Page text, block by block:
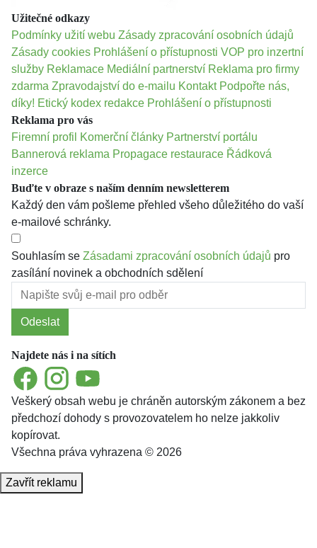
Užitečné odkazy
Podmínky užití webu Zásady zpracování osobních údajů
Zásady cookies Prohlášení o přístupnosti VOP pro inzertní
služby Reklamace Mediální partnerství Reklama pro firmy
zdarma Zpravodajství do e-mailu Kontakt Podpořte nás,
díky! Etický kodex redakce Prohlášení o přístupnosti
Reklama pro vás
Firemní profil
Komerční články Partnerství portálu
Bannerová reklama Propagace restaurace Řádková
inzerce
Buďte v obraze s naším denním newsletterem
Každý den vám pošleme přehled všeho důležitého do vaší
e-mailové schránky.
Souhlasím se Zásadami zpracování osobních údajů pro
zasílání novinek a obchodních sdělení
Odeslat
Najdete nás i na sítích
FacebookInstagramYouTube
Veškerý obsah webu je chráněn autorským zákonem a bez
předchozí dohody s provozovatelem ho nelze jakkoliv
kopírovat.
Všechna práva vyhrazena © 2026
Zavřít reklamu